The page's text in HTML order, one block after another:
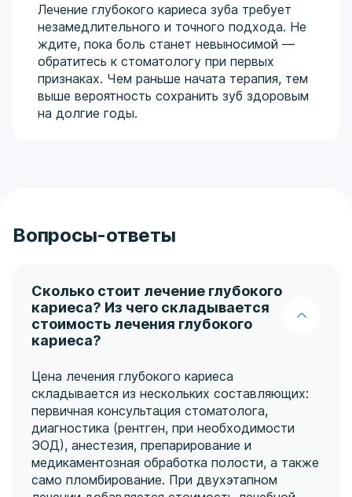
Лечение глубокого кариеса зуба требует
незамедлительного и точного подхода. Не
ждите, пока боль станет невыносимой —
обратитесь к стоматологу при первых
признаках. Чем раньше начата терапия, тем
выше вероятность сохранить зуб здоровым
на долгие годы.
Вопросы-ответы
Сколько стоит лечение глубокого
кариеса? Из чего складывается
стоимость лечения глубокого
кариеса?
Цена лечения глубокого кариеса
складывается из нескольких составляющих:
первичная консультация стоматолога,
диагностика (рентген, при необходимости
ЭОД), анестезия, препарирование и
медикаментозная обработка полости, а также
само пломбирование. При двухэтапном